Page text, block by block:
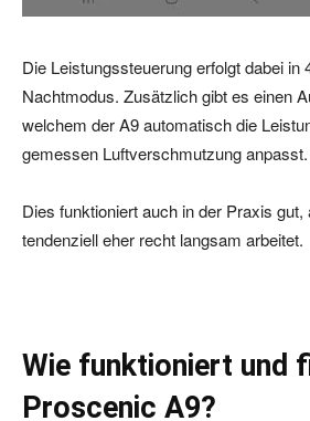
Die Leistungssteuerung erfolgt dabei in
Nachtmodus. Zusätzlich gibt es einen
welchem der A9 automatisch die
gemessen Luftverschmutzung
Dies funktioniert auch in der Praxis
tendenziell eher recht langsam arbeitet.
Wie funktioniert und
Proscenic A9?